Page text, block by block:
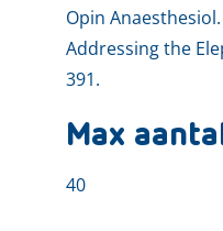
Opin Anaesthesiol.
Addressing the
391.
Max
40